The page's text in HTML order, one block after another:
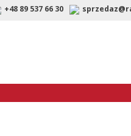
+48 89 537 66 30